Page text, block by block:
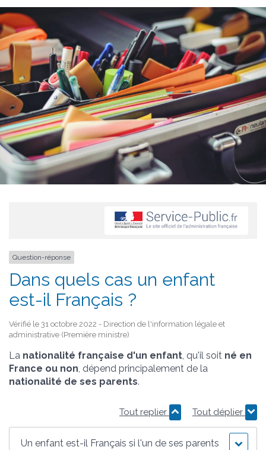
Question-réponse
Dans quels cas un enfant
est-il Français ?
Vérifié le 31 octobre 2022 - Direction de l'information légale et
administrative (Première ministre)
La nationalité française d'un enfant, qu'il soit né en
France ou non, dépend principalement de la
nationalité de ses parents.
Tout replier Tout déplier
Un enfant est-il Français si l'un de ses parents